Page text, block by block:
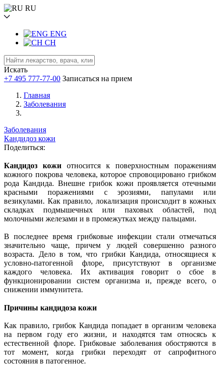
RU
ENG
CH
Искать
+7 495 777-77-00 Записаться на прием
Главная
Заболевания
Заболевания
Кандидоз кожи
Поделиться:
Кандидоз кожи относится к поверхностным поражениям
кожного покрова человека, которое спровоцировано грибком
рода Кандида. Внешне грибок кожи проявляется отечными
красными поражениями с эрозиями, папулами или
везикулами. Как правило, локализация происходит в кожных
складках подмышечных или паховых областей, под
молочными железами и в промежутках между пальцами.
В последнее время грибковые инфекции стали отмечаться
значительно чаще, причем у людей совершенно разного
возраста. Дело в том, что грибки Кандида, относящиеся к
условно-патогенной флоре, присутствуют в организме
каждого человека. Их активация говорит о сбое в
функционировании систем организма и, прежде всего, о
снижении иммунитета.
Причины кандидоза кожи
Как правило, грибок Кандида попадает в организм человека
на первом году его жизни, и находятся там относясь к
естественной флоре. Грибковые заболевания обостряются в
тот момент, когда грибки переходят от сапрофитного
состояния в патогенное.